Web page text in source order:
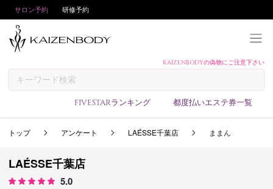
サロン予約 研修予約
KAIZENBODYの偽物にご注意下さい
FIVESTARランキング 都度払いエステ券一覧
予約方法
サロンランキング
トップ アンケート LAÉSSE千葉店 ままん
LAÉSSE千葉店
5.0